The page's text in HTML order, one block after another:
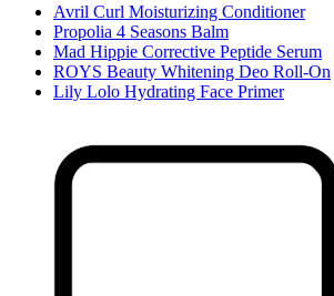
Avril Curl Moisturizing Conditioner
Propolia 4 Seasons Balm
Mad Hippie Corrective Peptide Serum
ROYS Beauty Whitening Deo Roll-On
Lily Lolo Hydrating Face Primer